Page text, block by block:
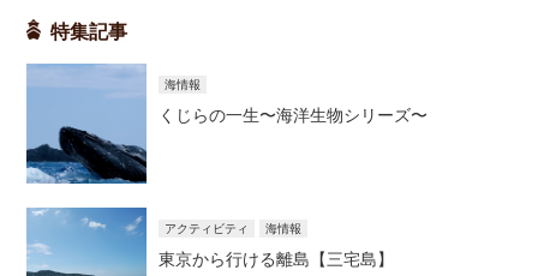
特集記事
海情報
くじらの一生〜海洋生物シリーズ〜
アクティビティ 海情報
東京から行ける離島【三宅島】